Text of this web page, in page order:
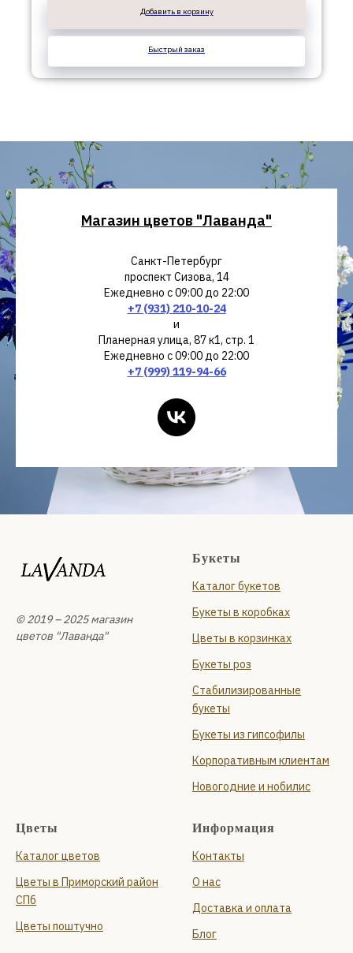
Добавить в корзину
Быстрый заказ
Магазин цветов "Лаванда"
Санкт-Петербург
проспект Сизова, 14
Ежедневно с 09:00 до 22:00
+7 (931) 210-10-24
и
Планерная улица, 87 к1, стр. 1
Ежедневно с 09:00 до 22:00
+7 (999) 119-94-66
© 2019 – 2025 магазин
цветов "Лаванда"
Букеты
Каталог букетов
Букеты в коробках
Цветы в корзинках
Букеты роз
Стабилизированные
букеты
Букеты из гипсофилы
Корпоративным клиентам
Новогодние и нобилис
Цветы
Каталог цветов
Цветы в Приморский район
СПб
Цветы поштучно
Информация
Контакты
О нас
Доставка и оплата
Блог